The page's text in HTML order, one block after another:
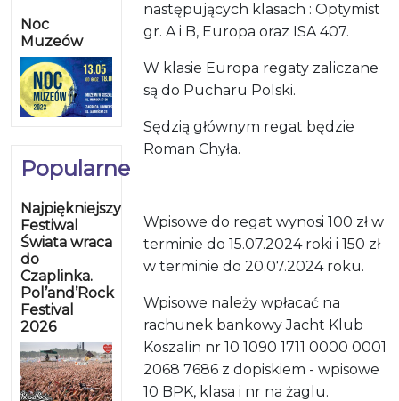
Noc
Muzeów
Popularne
Najpiękniejszy
Festiwal
Świata wraca
do
Czaplinka.
Pol’and’Rock
Festival
2026
następujących klasach : Optymist
gr. A i B, Europa oraz ISA 407.
W klasie Europa regaty zaliczane
są do Pucharu Polski.
Sędzią głównym regat będzie
Roman Chyła.
Wpisowe do regat wynosi 100 zł w
terminie do 15.07.2024 roki i 150 zł
w terminie do 20.07.2024 roku.
Wpisowe należy wpłacać na
rachunek bankowy Jacht Klub
Koszalin nr 10 1090 1711 0000 0001
2068 7686 z dopiskiem - wpisowe
10 BPK, klasa i nr na żaglu.